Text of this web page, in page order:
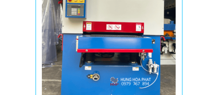
lượng, ổn định lâu dài. Giá cả máy móc còn tùy thuộc rất
nhiều vào nhà cung cấp cũng như độ tân trang, đời
máy. Giá máy có thể dao động vài triệu là chuyện hết
sức bình thường, quan trọng là chúng ta phải biết được
mức giá đó có đáng để bỏ ra hay không. Đời máy, độ
hiện đại, độ êm, chuẩn xác và quan trọng là chế độ bảo
hành, thời gian thực hiện bảo hành ra sao.